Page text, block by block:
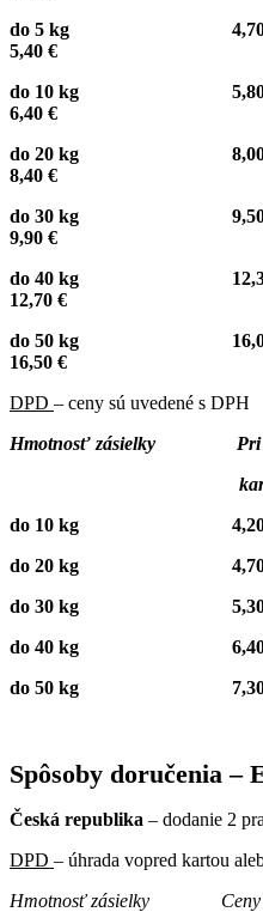
do 5
5,40 €
do 10
6,40 €
do 20
8,40 €
do 30
9,90 €
do 40
12,70 €
do 50
16,50 €
DPD – ceny sú uvedené s DPH
Hmotnosť zásielky Pri
kartou /
do 10 kg
do 20 kg
do 30 kg
do 40 kg
do 50 kg 7,30
Spôsoby doručenia –
Česká republika – dodanie 2
DPD – úhrada vopred kartou
Hmotnosť zásielky Ceny